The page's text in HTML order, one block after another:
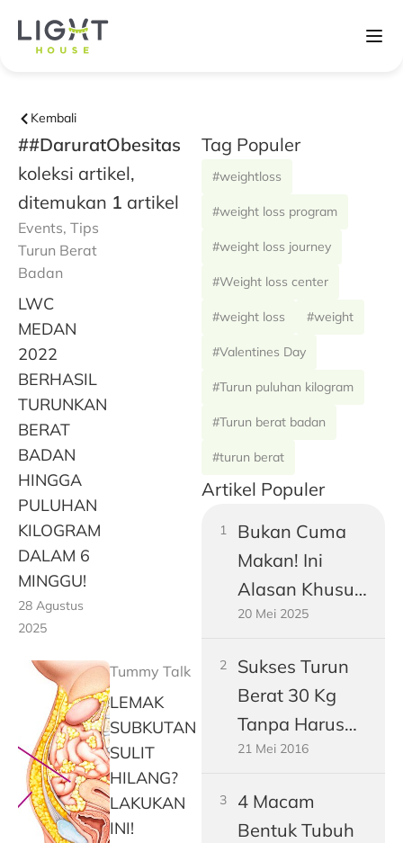
Kembali
##DaruratObesitas
koleksi artikel,
ditemukan 1 artikel
Events, Tips
Turun Berat
Badan
LWC
MEDAN
2022
BERHASIL
TURUNKAN
BERAT
BADAN
HINGGA
PULUHAN
KILOGRAM
DALAM 6
MINGGU!
28 Agustus
2025
Tummy Talk
LEMAK
SUBKUTAN
SULIT
HILANG?
LAKUKAN
INI!
Tag Populer
#weightloss
#weight loss program
#weight loss journey
#Weight loss center
#weight loss #weight
#Valentines Day
#Turun puluhan kilogram
#Turun berat badan
#turun berat
Artikel Populer
Bukan Cuma
Makan! Ini
Alasan Khusus
Perut Pria
Gampang
Buncit
20 Mei 2025
Sukses Turun
Berat 30 Kg
Tanpa Harus
Jadi Vegetarian
21 Mei 2016
4 Macam
Bentuk Tubuh